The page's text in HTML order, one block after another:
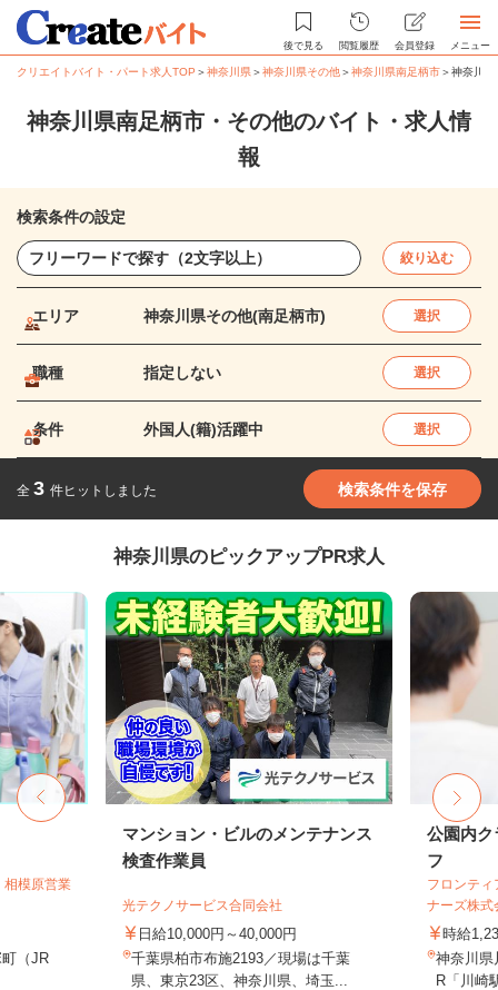
後で見る 閲覧履歴 会員登録 メニュー
クリエイトバイト・パート求人TOP ＞神奈川県＞神奈川県その他＞神奈川県南足柄市＞神奈川
神奈川県南足柄市・その他のバイト・求人情
報
検索条件の設定
絞り込む
エリア 神奈川県その他(南足柄市) 選択
職種 指定しない 選択
条件 外国人(籍)活躍中 選択
全 3 件ヒットしました 検索条件を保存
神奈川県のピックアップPR求人
模原営業
（JR
マンション・ビルのメンテナンス
検査作業員
光テクノサービス合同会社
日給10,000円～40,000円
千葉県柏市布施2193／現場は千葉
県、東京23区、神奈川県、埼玉...
公園内ク
フ
フロンテ
ナーズ株式
時給
神奈川県
R「川崎